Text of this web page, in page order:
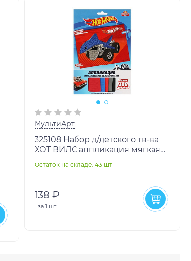
МультиАрт
325108 Набор д/детского тв-ва
ХОТ ВИЛС аппликация мягкая
в кор.100шт
Остаток на складе: 43 шт
138 ₽
за1 шт